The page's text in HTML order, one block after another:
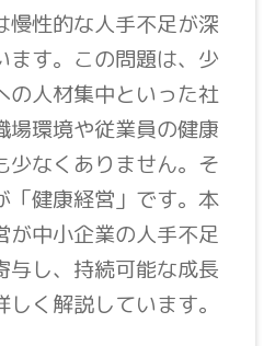
慢性的な人手不足が深
ます。この問題は、少
の人材集中といった社
場環境や従業員の健康
少なくありません。そ
「健康経営」です。本
が中小企業の人手不足
与し、持続可能な成長
く解説しています。